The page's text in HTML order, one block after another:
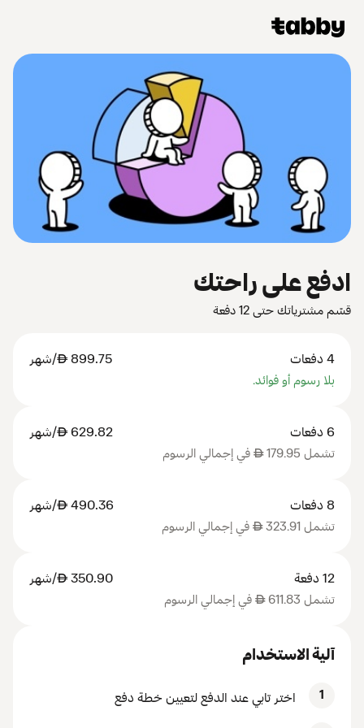
ادفع على راحتك
قسّم مشترياتك حتى 12 دفعة
4 دفعات 899.75
AED/شهر
بلا رسوم أو فوائد.
6 دفعات 629.82
AED/شهر
تشمل 179.95 AED في إجمالي الرسوم
8 دفعات 490.36
AED/شهر
تشمل 323.91 AED في إجمالي الرسوم
12 دفعة 350.90
AED/شهر
تشمل 611.83 AED في إجمالي الرسوم
آلية الاستخدام
1 اختر تابي عند الدفع لتعيين خطة دفع